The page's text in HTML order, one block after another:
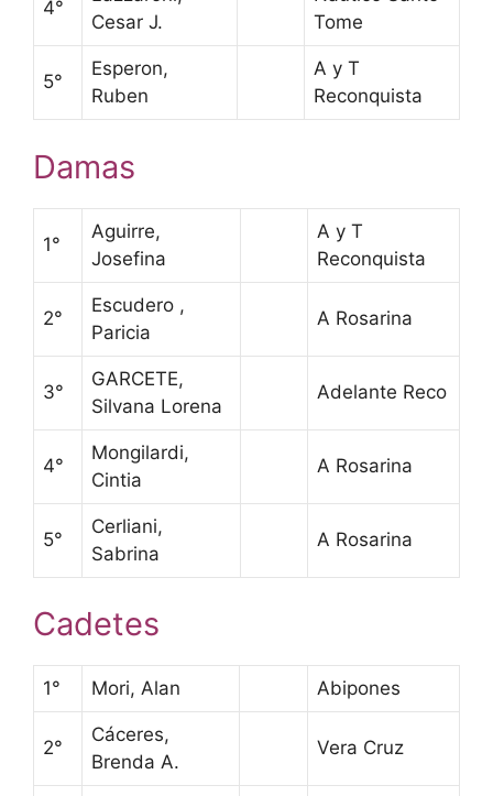
4°
Cesar J.
Tome
5°
Esperon,
Ruben
A y T
Reconquista
Damas
1°
Aguirre,
Josefina
A y T
Reconquista
2°
Escudero ,
Paricia
A Rosarina
3°
GARCETE,
Silvana Lorena
Adelante Reco
4°
Mongilardi,
Cintia
A Rosarina
5°
Cerliani,
Sabrina
A Rosarina
Cadetes
1° Mori, Alan Abipones
2°
Cáceres,
Brenda A.
Vera Cruz